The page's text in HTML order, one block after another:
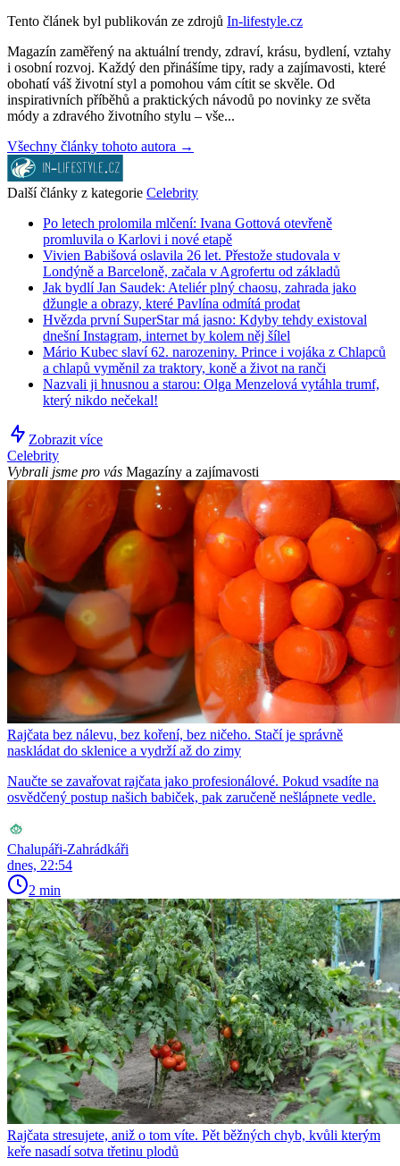
Tento článek byl publikován ze zdrojů In-lifestyle.cz
Magazín zaměřený na aktuální trendy, zdraví, krásu, bydlení, vztahy
i osobní rozvoj. Každý den přinášíme tipy, rady a zajímavosti, které
obohatí váš životní styl a pomohou vám cítit se skvěle. Od
inspirativních příběhů a praktických návodů po novinky ze světa
módy a zdravého životního stylu – vše...
Všechny články tohoto autora →
Další články z kategorie Celebrity
Po letech prolomila mlčení: Ivana Gottová otevřeně
promluvila o Karlovi i nové etapě
Vivien Babišová oslavila 26 let. Přestože studovala v
Londýně a Barceloně, začala v Agrofertu od základů
Jak bydlí Jan Saudek: Ateliér plný chaosu, zahrada jako
džungle a obrazy, které Pavlína odmítá prodat
Hvězda první SuperStar má jasno: Kdyby tehdy existoval
dnešní Instagram, internet by kolem něj šílel
Mário Kubec slaví 62. narozeniny. Prince i vojáka z Chlapců
a chlapů vyměnil za traktory, koně a život na ranči
Nazvali ji hnusnou a starou: Olga Menzelová vytáhla trumf,
který nikdo nečekal!
Zobrazit více
Celebrity
Vybrali jsme pro vás Magazíny a zajímavosti
Rajčata bez nálevu, bez koření, bez ničeho. Stačí je správně
naskládat do sklenice a vydrží až do zimy
Naučte se zavařovat rajčata jako profesionálové. Pokud vsadíte na
osvědčený postup našich babiček, pak zaručeně nešlápnete vedle.
Chalupáři-Zahrádkáři
dnes, 22:54
2 min
Rajčata stresujete, aniž o tom víte. Pět běžných chyb, kvůli kterým
keře nasadí sotva třetinu plodů